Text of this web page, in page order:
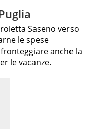
Saseno verso
le spese
anche la
le vacanze.